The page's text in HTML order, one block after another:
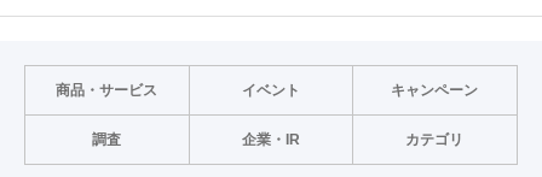
商品・サービス イベント キャンペーン
調査 企業・IR カテゴリ